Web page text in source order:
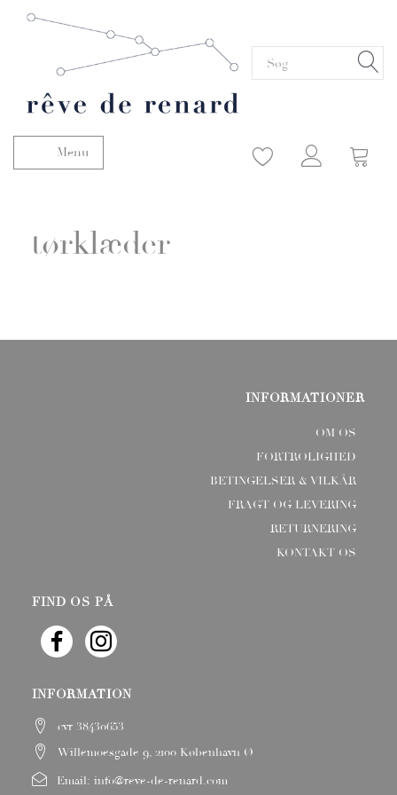
Skifte navigation
Menu
tørklæder
INFORMATIONER
OM OS
FORTROLIGHED
BETINGELSER & VILKÅR
FRAGT OG LEVERING
RETURNERING
KONTAKT OS
FIND OS PÅ
INFORMATION
cvr 38430653
Willemoesgade 9, 2100 København Ø
Email: info@reve-de-renard.com